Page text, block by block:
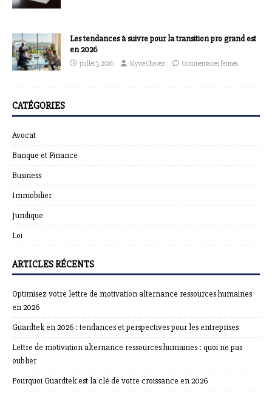
Les tendances à suivre pour la transition pro grand est
en 2026
juillet 3, 2026 Slyvie Chavez Commentaires fermés
CATÉGORIES
Avocat
Banque et Finance
Business
Immobilier
Juridique
Loi
ARTICLES RÉCENTS
Optimisez votre lettre de motivation alternance ressources humaines
en 2026
Guardtek en 2026 : tendances et perspectives pour les entreprises
Lettre de motivation alternance ressources humaines : quoi ne pas
oublier
Pourquoi Guardtek est la clé de votre croissance en 2026